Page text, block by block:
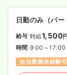
日勤のみ（パー
給与 時給1,500
時間 9:00～17:00
担当業務未経験可